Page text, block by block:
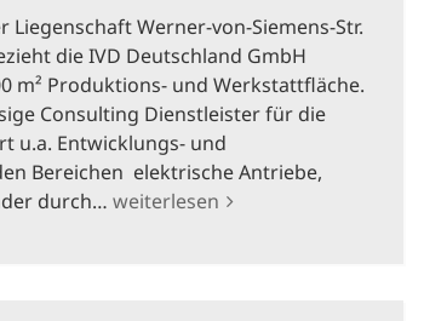
Liegenschaft Werner-von-Siemens-Str.
die IVD Deutschland GmbH
m² Produktions- und Werkstattfläche.
Consulting Dienstleister für die
u.a. Entwicklungs- und
Bereichen elektrische Antriebe,
durch… weiterlesen